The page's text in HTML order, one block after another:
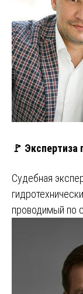
🚩 Экспертиза
Судебная
проводимый по